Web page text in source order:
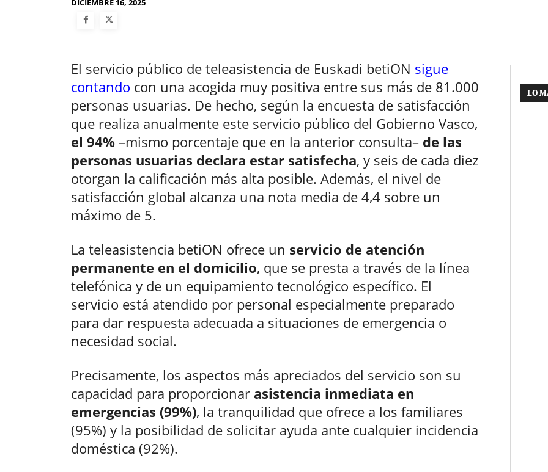
DICIEMBRE 16, 2025
El servicio público de teleasistencia de Euskadi betiON sigue
contando con una acogida muy positiva entre sus más de 81.000
personas usuarias. De hecho, según la encuesta de satisfacción
que realiza anualmente este servicio público del Gobierno Vasco,
el 94% –mismo porcentaje que en la anterior consulta– de las
personas usuarias declara estar satisfecha, y seis de cada diez
otorgan la calificación más alta posible. Además, el nivel de
satisfacción global alcanza una nota media de 4,4 sobre un
máximo de 5.
La teleasistencia betiON ofrece un servicio de atención
permanente en el domicilio, que se presta a través de la línea
telefónica y de un equipamiento tecnológico específico. El
servicio está atendido por personal especialmente preparado
para dar respuesta adecuada a situaciones de emergencia o
necesidad social.
Precisamente, los aspectos más apreciados del servicio son su
capacidad para proporcionar asistencia inmediata en
emergencias (99%), la tranquilidad que ofrece a los familiares
(95%) y la posibilidad de solicitar ayuda ante cualquier incidencia
doméstica (92%).
LO